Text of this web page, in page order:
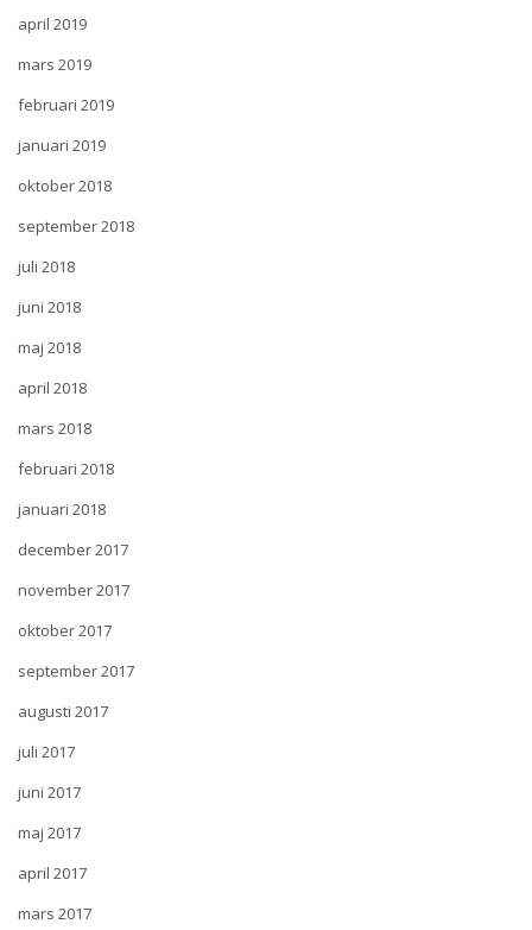
april 2019
mars 2019
februari 2019
januari 2019
oktober 2018
september 2018
juli 2018
juni 2018
maj 2018
april 2018
mars 2018
februari 2018
januari 2018
december 2017
november 2017
oktober 2017
september 2017
augusti 2017
juli 2017
juni 2017
maj 2017
april 2017
mars 2017